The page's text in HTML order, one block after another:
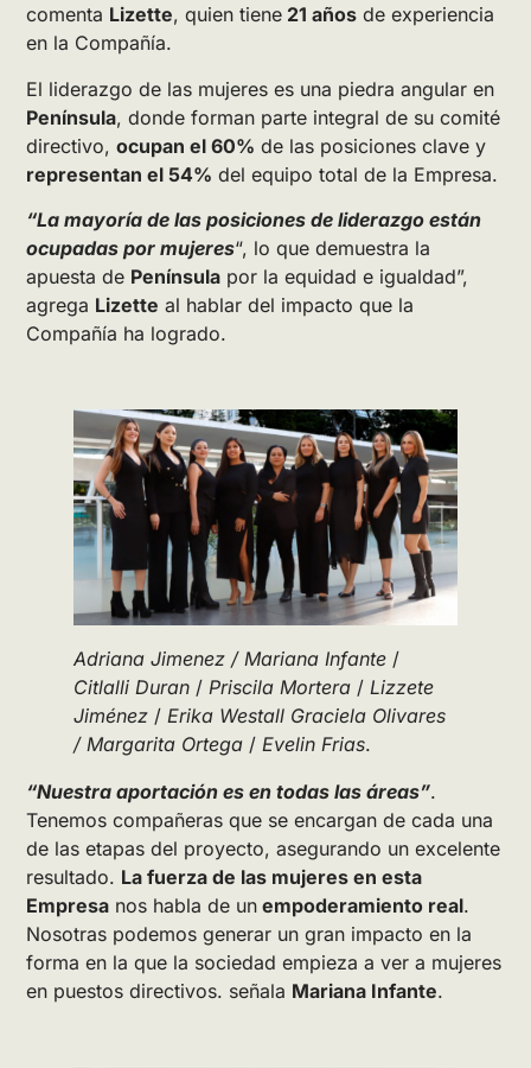
comenta Lizette, quien tiene 21 años de experiencia
en la Compañía.
El liderazgo de las mujeres es una piedra angular en
Península, donde forman parte integral de su comité
directivo,ocupan el 60% de las posiciones clave y
representan el 54% del equipo total de la Empresa.
“La mayoría de las posiciones de liderazgo están
ocupadas por mujeres“, lo que demuestra la
apuesta de Península por la equidad e igualdad”,
agrega Lizette al hablar del impacto que la
Compañía ha logrado.
Adriana Jimenez / Mariana Infante /
Citlalli Duran /Priscila Mortera /Lizzete
Jiménez /Erika Westall Graciela Olivares
/ Margarita Ortega /Evelin Frias.
“Nuestra aportación es en todas las áreas”.
Tenemos compañeras que se encargan de cada una
de las etapas del proyecto, asegurando un excelente
resultado. La fuerza de las mujeres en esta
Empresa nos habla de un empoderamiento real.
Nosotras podemos generar un gran impacto en la
forma en la que la sociedad empieza a ver a mujeres
en puestos directivos. señala Mariana Infante.